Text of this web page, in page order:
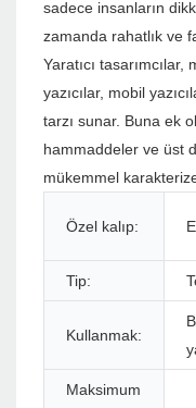
sadece insanların
zamanda rahatlık ve
Yaratıcı tasarımcılar,
yazıcılar, mobil
tarzı sunar. Buna ek
hammaddeler ve üst
mükemmel
Özel kalıp:
Tip:
Kullanmak:
Maksimum